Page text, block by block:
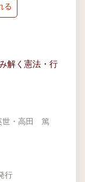
る
解く憲法・行
世・高田 篤
行